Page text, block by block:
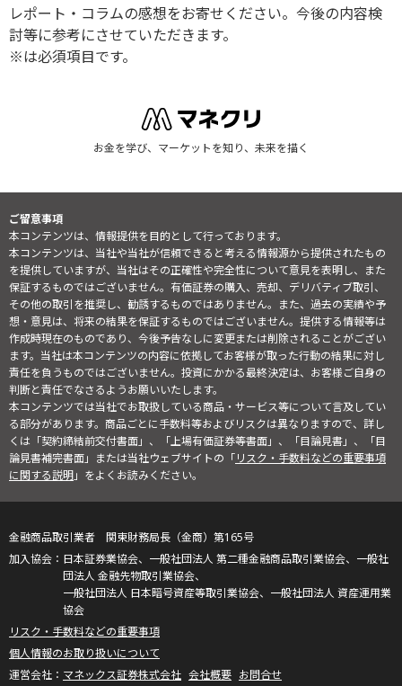
レポート・コラムの感想をお寄せください。今後の内容検
討等に参考にさせていただきます。
※は必須項目です。
お金を学び、マーケットを知り、未来を描く
ご留意事項
本コンテンツは、情報提供を目的として行っております。
本コンテンツは、当社や当社が信頼できると考える情報源から提供されたもの
を提供していますが、当社はその正確性や完全性について意見を表明し、また
保証するものではございません。有価証券の購入、売却、デリバティブ取引、
その他の取引を推奨し、勧誘するものではありません。また、過去の実績や予
想・意見は、将来の結果を保証するものではございません。提供する情報等は
作成時現在のものであり、今後予告なしに変更または削除されることがござい
ます。当社は本コンテンツの内容に依拠してお客様が取った行動の結果に対し
責任を負うものではございません。投資にかかる最終決定は、お客様ご自身の
判断と責任でなさるようお願いいたします。
本コンテンツでは当社でお取扱している商品・サービス等について言及してい
る部分があります。商品ごとに手数料等およびリスクは異なりますので、詳し
くは「契約締結前交付書面」、「上場有価証券等書面」、「目論見書」、「目
論見書補完書面」または当社ウェブサイトの「リスク・手数料などの重要事項
に関する説明」をよくお読みください。
金融商品取引業者 関東財務局長（金商）第165号
日本証券業協会、一般社団法人 第二種金融商品取引業協会、一般社
団法人 金融先物取引業協会、
一般社団法人 日本暗号資産等取引業協会、一般社団法人 資産運用業
協会
リスク・手数料などの重要事項
個人情報のお取り扱いについて
マネックス証券株式会社 会社概要 お問合せ